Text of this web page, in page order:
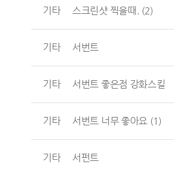
기타 스크린샷 찍을때. (2)
기타 서번트
기타 서번트 좋은점 강화스킬
기타 서번트 너무 좋아요 (1)
기타 서펀트